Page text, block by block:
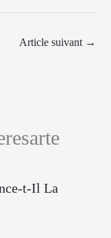
Article suivant →
t-Il La